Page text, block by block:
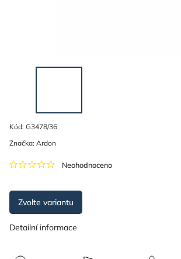
Kód: G3478/36
Neohodnoceno
Značka: Ardon
Zvolte variantu
Detailní informace